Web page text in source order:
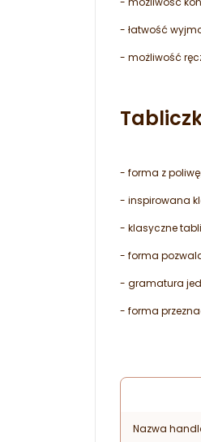
- łatwość
- możliwość
- forma z
- inspirowana
- klasyczne
- forma
- gramatura
- forma
Nazwa